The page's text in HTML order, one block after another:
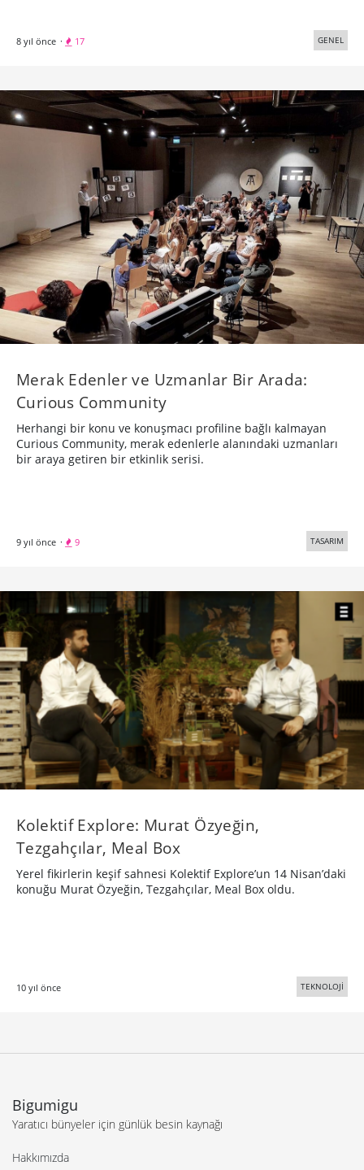
8 yıl önce · 17 GENEL
Merak Edenler ve Uzmanlar Bir Arada:
Curious Community
Herhangi bir konu ve konuşmacı profiline bağlı kalmayan
Curious Community, merak edenlerle alanındaki uzmanları
bir araya getiren bir etkinlik serisi.
9 yıl önce · 9 TASARIM
Kolektif Explore: Murat Özyeğin,
Tezgahçılar, Meal Box
Yerel fikirlerin keşif sahnesi Kolektif Explore’un 14 Nisan’daki
konuğu Murat Özyeğin, Tezgahçılar, Meal Box oldu.
10 yıl önce TEKNOLOJİ
Bigumigu
Yaratıcı bünyeler için günlük besin kaynağı
Hakkımızda